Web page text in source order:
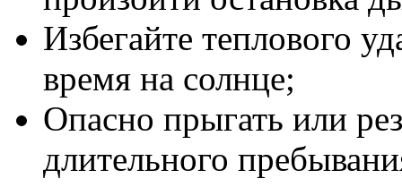
Избегайте теплового
время на солнце;
Опасно прыгать или
длительного